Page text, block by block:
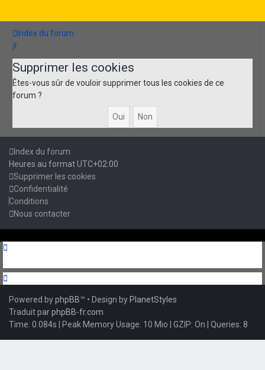
Index du forum
Rechercher
Supprimer les cookies
Êtes-vous sûr de vouloir supprimer tous les cookies de ce
forum ?
Index du forum
Heures au formatUTC+02:00
Supprimer les cookies
Confidentialité
Conditions
Nous contacter
Powered byphpBB™ • Design byPlanetStyles
Traduit parphpBB-fr.com
Time: 0.084s | Peak Memory Usage: 10 Mio | GZIP: On | Queries: 8